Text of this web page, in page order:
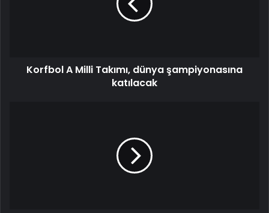
Korfbol A Milli Takımı, dünya şampiyonasına
katılacak